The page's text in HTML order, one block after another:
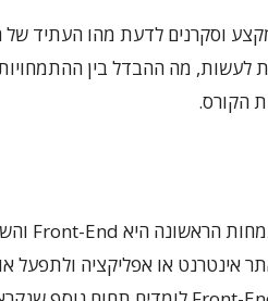
וסקרנים לדעת מהו העתיד
לעשות, מה ההבדל בין
הקורס.
אינטרנט או אפליקציה ולתפעל